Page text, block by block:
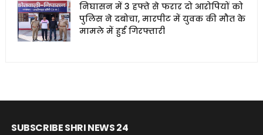
निघासन में 3 हफ्ते से फरार दो आरोपियों को
पुलिस ने दबोचा, मारपीट में युवक की मौत के
मामले में हुई गिरफ्तारी
SUBSCRIBE SHRI NEWS 24